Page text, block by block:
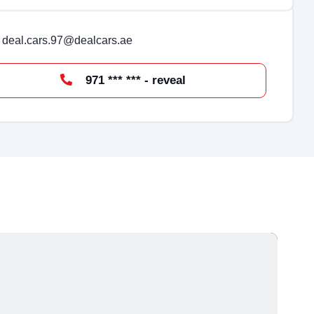
deal.cars.97@dealcars.ae
971 *** *** - reveal